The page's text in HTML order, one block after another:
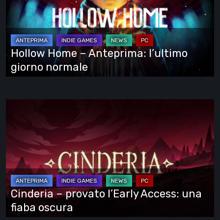
Anteprima:
l’ultimo
giorno
normale
Hollow Home – Anteprima: l’ultimo
giorno normale
provato
l’Early
Access:
una
fiaba
oscura
Cinderia – provato l’Early Access: una
fiaba oscura